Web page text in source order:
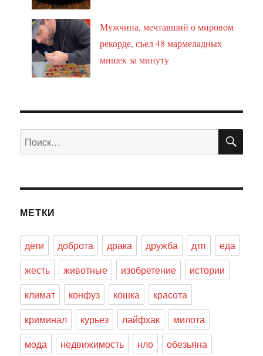
Мужчина, мечтавший о мировом
рекорде, съел 48 мармеладных
мишек за минуту
Искать:
МЕТКИ
дети доброта драка дружба дтп
еда
жесть
животные изобретение
истории
климат
конфуз кошка
красота
криминал
курьез лайфхак
милота
мода
недвижимость нло
обезьяна